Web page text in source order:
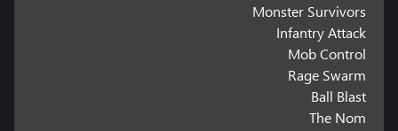
Monster Survivors
Infantry Attack
Mob Control
Rage Swarm
Ball Blast
The Nom